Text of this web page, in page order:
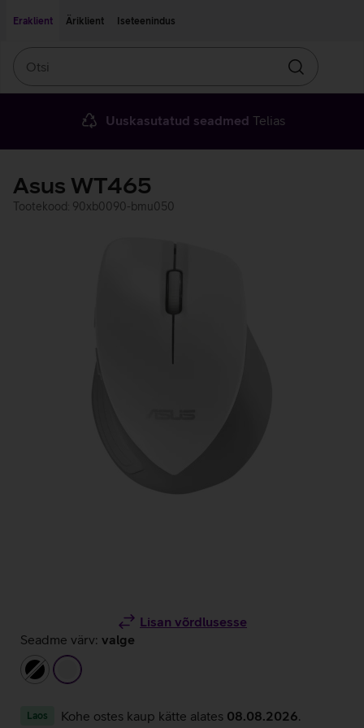
Eraklient
Äriklient Iseteenindus
Otsin
Uuskasutatud seadmed Telias
Asus WT465
Tootekood: 90xb0090-bmu050
Lisan võrdlusesse
Seadme värv: valge
must
valge
Laos Kohe ostes kaup kätte alates 08.08.2026